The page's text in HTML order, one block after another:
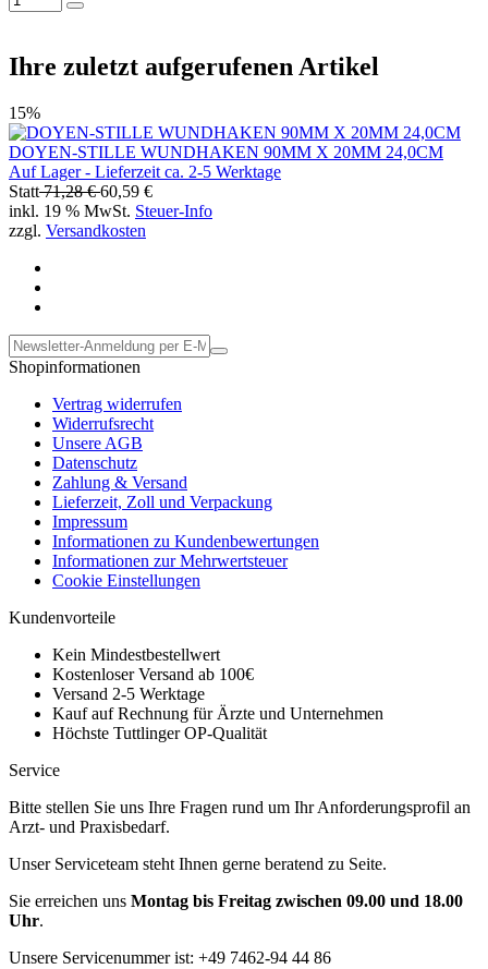
Ihre zuletzt aufgerufenen Artikel
15%
DOYEN-STILLE WUNDHAKEN 90MM X 20MM 24,0CM
Auf Lager - Lieferzeit ca. 2-5 Werktage
Statt71,28 €60,59 €
inkl. 19 % MwSt. Steuer-Info
zzgl. Versandkosten
Shopinformationen
Vertrag widerrufen
Widerrufsrecht
Unsere AGB
Datenschutz
Zahlung & Versand
Lieferzeit, Zoll und Verpackung
Impressum
Informationen zu Kundenbewertungen
Informationen zur Mehrwertsteuer
Cookie Einstellungen
Kundenvorteile
Kein Mindestbestellwert
Kostenloser Versand ab 100€
Versand 2-5 Werktage
Kauf auf Rechnung für Ärzte und Unternehmen
Höchste Tuttlinger OP-Qualität
Service
Bitte stellen Sie uns Ihre Fragen rund um Ihr Anforderungsprofil an
Arzt- und Praxisbedarf.
Unser Serviceteam steht Ihnen gerne beratend zu Seite.
Sie erreichen uns Montag bis Freitag zwischen 09.00 und 18.00
Uhr.
Unsere Servicenummer ist: +49 7462-94 44 86